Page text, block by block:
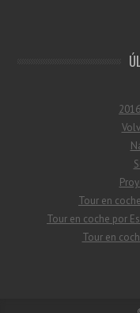
Tour en
Tour en coche por
Tour en